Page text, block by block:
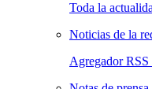
Toda la
Noticias de la
Agregador RSS